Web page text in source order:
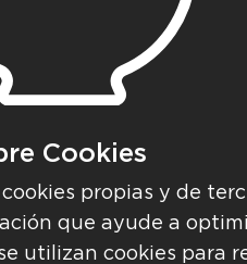
Cookies
propias y de
que ayude a
utilizan cookies para